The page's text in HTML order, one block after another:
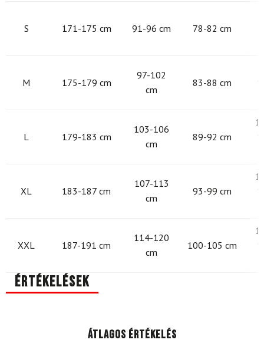
S 171-175 cm 91-96 cm 78-82 cm
M 175-179 cm
97-102
cm
83-88 cm
L 179-183 cm
103-106
cm
89-92 cm
XL 183-187 cm
107-113
cm
93-99 cm
XXL 187-191 cm
114-120
cm
100-105 cm
Értékelések
Átlagos értékelés